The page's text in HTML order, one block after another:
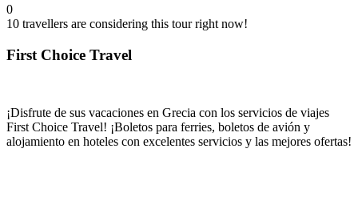
0
10 travellers are considering this tour right now!
First Choice Travel
¡Disfrute de sus vacaciones en Grecia con los servicios de viajes
First Choice Travel! ¡Boletos para ferries, boletos de avión y
alojamiento en hoteles con excelentes servicios y las mejores ofertas!